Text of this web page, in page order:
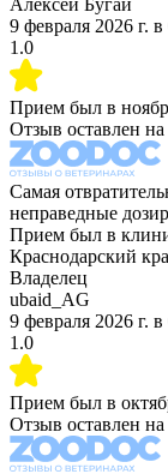
9 февраля 2026 г. в
1.0
Прием был в
Отзыв оставлен на
Самая
неправедные
Прием был в
Краснодарский
Владелец
ubaid_AG
9 февраля 2026 г. в
1.0
Прием был в
Отзыв оставлен на